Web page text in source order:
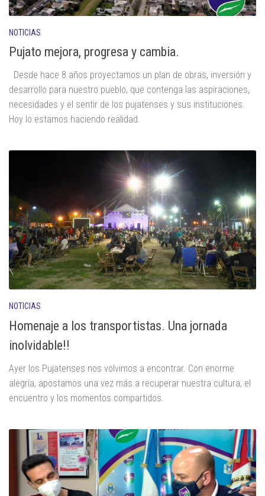
NOTICIAS
Pujato mejora, progresa y cambia.
Desde hace 8 años proyectamos un plan de obras, inversión y
desarrollo para nuestro pueblo, que contenga las aspiraciones,
necesidades y el sentir de los pujatenses y sus instituciones.
Hoy lo estamos haciendo realidad.
NOTICIAS
Homenaje a los transportistas. Una jornada
inolvidable!!
Ayer los Pujatenses nos volvimos a encontrar. Con enorme
alegría, apostamos una vez más a recuperar nuestra cultura, el
encuentro y los momentos compartidos.